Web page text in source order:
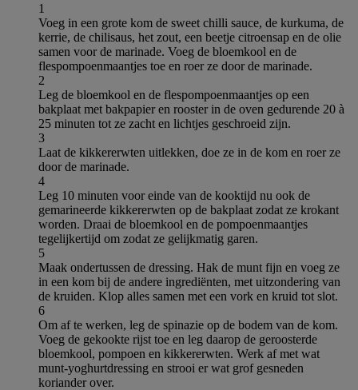
1
Voeg in een grote kom de sweet chilli sauce, de kurkuma, de
kerrie, de chilisaus, het zout, een beetje citroensap en de olie
samen voor de marinade. Voeg de bloemkool en de
flespompoenmaantjes toe en roer ze door de marinade.
2
Leg de bloemkool en de flespompoenmaantjes op een
bakplaat met bakpapier en rooster in de oven gedurende 20 à
25 minuten tot ze zacht en lichtjes geschroeid zijn.
3
Laat de kikkererwten uitlekken, doe ze in de kom en roer ze
door de marinade.
4
Leg 10 minuten voor einde van de kooktijd nu ook de
gemarineerde kikkererwten op de bakplaat zodat ze krokant
worden. Draai de bloemkool en de pompoenmaantjes
tegelijkertijd om zodat ze gelijkmatig garen.
5
Maak ondertussen de dressing. Hak de munt fijn en voeg ze
in een kom bij de andere ingrediënten, met uitzondering van
de kruiden. Klop alles samen met een vork en kruid tot slot.
6
Om af te werken, leg de spinazie op de bodem van de kom.
Voeg de gekookte rijst toe en leg daarop de geroosterde
bloemkool, pompoen en kikkererwten. Werk af met wat
munt-yoghurtdressing en strooi er wat grof gesneden
koriander over.